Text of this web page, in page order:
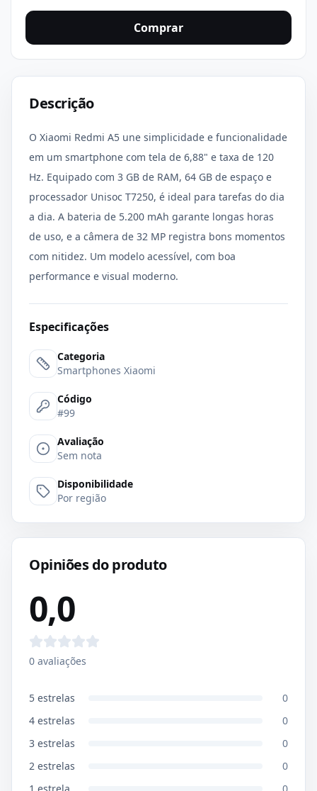
Comprar
Descrição
O Xiaomi Redmi A5 une simplicidade e funcionalidade
em um smartphone com tela de 6,88" e taxa de 120
Hz. Equipado com 3 GB de RAM, 64 GB de espaço e
processador Unisoc T7250, é ideal para tarefas do dia
a dia. A bateria de 5.200 mAh garante longas horas
de uso, e a câmera de 32 MP registra bons momentos
com nitidez. Um modelo acessível, com boa
performance e visual moderno.
Especificações
Categoria
Smartphones Xiaomi
Código
#99
Avaliação
Sem nota
Disponibilidade
Por região
Opiniões do produto
0,0
0 avaliações
5 estrelas
0
4 estrelas
0
3 estrelas
0
2 estrelas
0